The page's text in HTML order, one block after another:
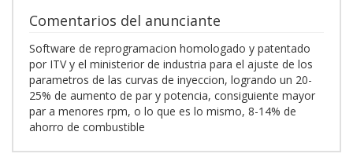
Comentarios del anunciante
Software de reprogramacion homologado y patentado
por ITV y el ministerior de industria para el ajuste de los
parametros de las curvas de inyeccion, logrando un 20-
25% de aumento de par y potencia, consiguiente mayor
par a menores rpm, o lo que es lo mismo, 8-14% de
ahorro de combustible